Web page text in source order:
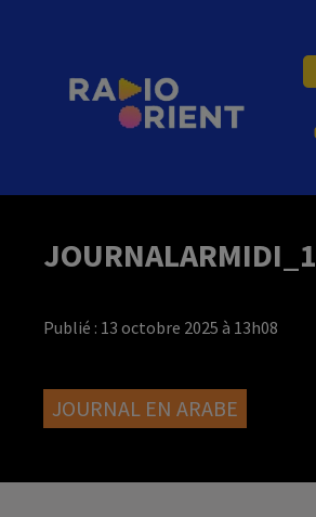
Publié : 13 octobre 2025 à 13h08
JOURNAL EN ARABE